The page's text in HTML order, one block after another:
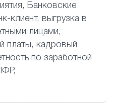
Банковские
клиент, выгрузка в
лицами,
платы, кадровый
по заработной